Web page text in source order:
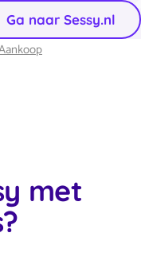
Ga naar Sessy.nl
met